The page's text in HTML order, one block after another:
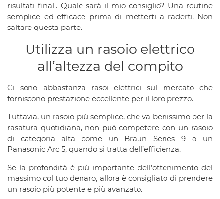
risultati finali. Quale sarà il mio consiglio? Una routine
semplice ed efficace prima di metterti a raderti. Non
saltare questa parte.
Utilizza un rasoio elettrico
all’altezza del compito
Ci sono abbastanza rasoi elettrici sul mercato che
forniscono prestazione eccellente per il loro prezzo.
Tuttavia, un rasoio più semplice, che va benissimo per la
rasatura quotidiana, non può competere con un rasoio
di categoria alta come un Braun Series 9 o un
Panasonic Arc 5, quando si tratta dell’efficienza.
Se la profondità è più importante dell’ottenimento del
massimo col tuo denaro, allora è consigliato di prendere
un rasoio più potente e più avanzato.